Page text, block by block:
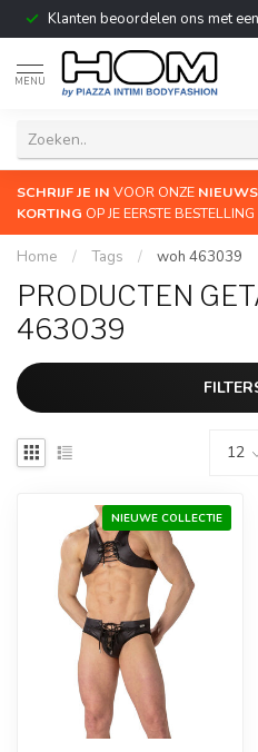
Klanten beoordelen ons met een
MENU
SCHRIJF JE IN VOOR ONZE
KORTING OP JE EERSTE BESTELLING
Home / Tags / woh 463039
PRODUCTEN
463039
NIEUWE COLLECTIE